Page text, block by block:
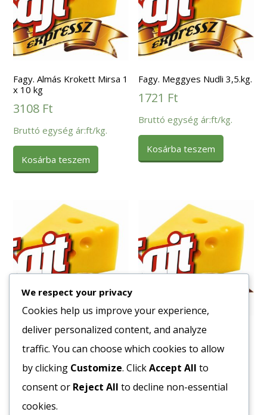
Fagy. Almás Krokett Mirsa 1
x 10 kg
3108 Ft
Bruttó egység ár:ft/kg.
Kosárba teszem
Fagy. Meggyes Nudli 3,5.kg.
1721 Ft
Bruttó egység ár:ft/kg.
Kosárba teszem
Fagy. Csirke Nuggets Mc
1kg (20g/db)
3047Ft
Bruttó egység ár:ft/kg.
Fagy. Sertéscsülök kocka
fött füstölt 1000g
3641Ft
Bruttó egység ár:ft/kg.
We respect your privacy
Cookies help us improve your experience,
deliver personalized content, and analyze
traffic. You can choose which cookies to allow
by clicking Customize. ClickAccept All to
consent or Reject All to decline non-essential
cookies.